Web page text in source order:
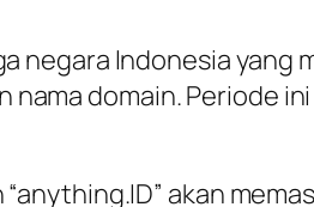
negara Indonesia yang
domain. Periode
akan